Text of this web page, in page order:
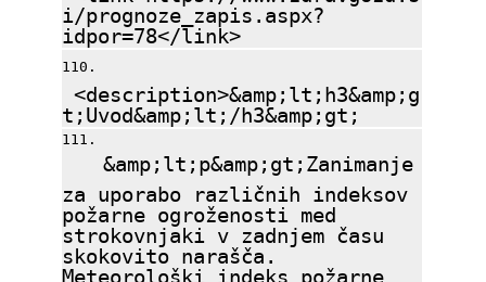
i/prognoze_zapis.aspx?
idpor=78</link>
<description>&amp;lt;h3&amp;g
t;Uvod&amp;lt;/h3&amp;gt;
&amp;lt;p&amp;gt;Zanimanje
za uporabo različnih indeksov
požarne ogroženosti med
strokovnjaki v zadnjem času
skokovito narašča.
Meteorološki indeks požarne